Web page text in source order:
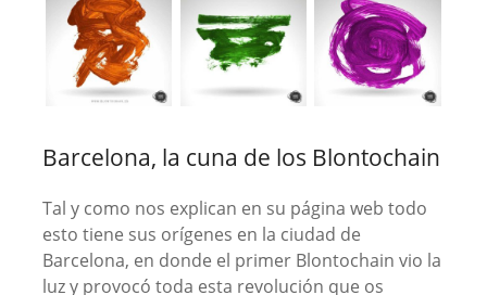
Barcelona, la cuna de los Blontochain
Tal y como nos explican en su página web todo
esto tiene sus orígenes en la ciudad de
Barcelona, en donde el primer Blontochain vio la
luz y provocó toda esta revolución que os